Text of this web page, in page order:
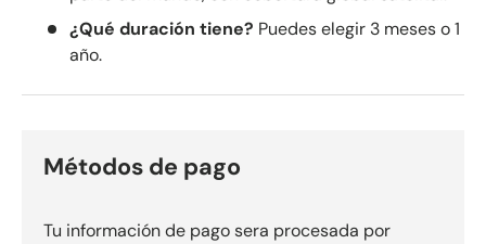
¿Qué duración tiene? Puedes elegir 3 meses o 1
año.
Métodos de pago
Tu información de pago sera procesada por